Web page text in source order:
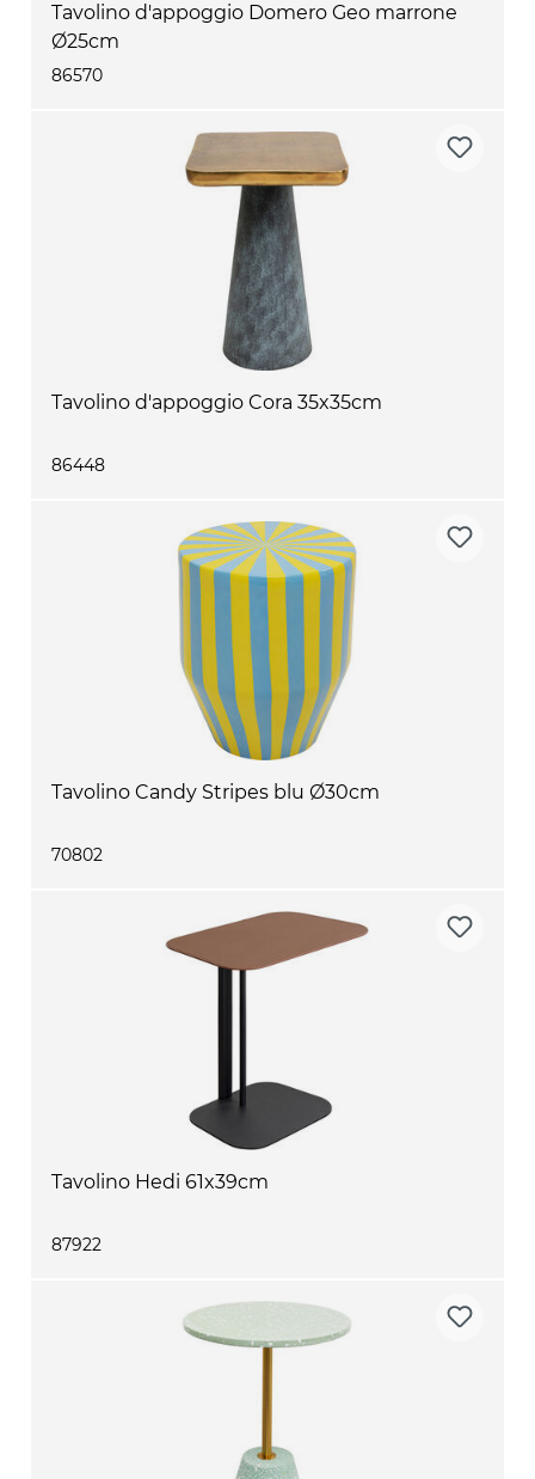
Tavolino d'appoggio Domero Geo marrone
Ø25cm
86570
Tavolino d'appoggio Cora 35x35cm
86448
Tavolino Candy Stripes blu Ø30cm
70802
Tavolino Hedi 61x39cm
87922